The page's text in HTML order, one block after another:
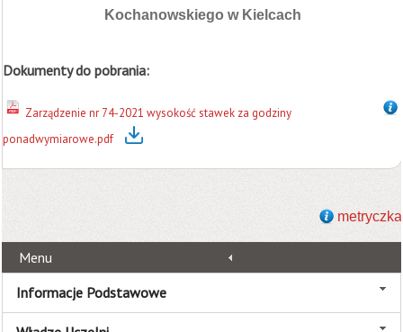
Kochanowskiego w Kielcach
Dokumenty do pobrania:
Zarządzenie nr 74-2021 wysokość stawek za godziny
ponadwymiarowe.pdf
metryczka
Menu
Informacje Podstawowe